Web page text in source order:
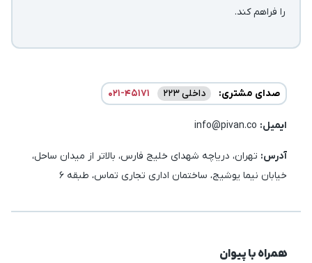
را فراهم کند.
صدای مشتری: داخلی 223 021-45171
ایمیل:‌info@pivan.co
آدرس:تهران، دریاچه شهدای خلیج فارس، بالاتر از میدان ساحل،
خیابان نیما یوشیج، ساختمان اداری تجاری تماس، طبقه 6
همراه با پیوان